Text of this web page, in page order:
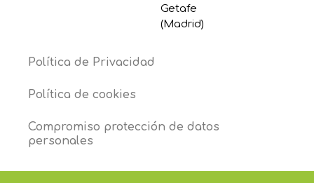
Getafe
(Madrid)
Política de Privacidad
Política de cookies
Compromiso protección de datos
personales